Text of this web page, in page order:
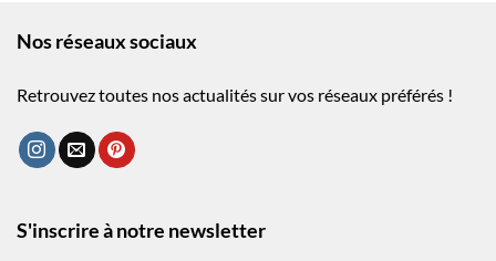
Nos réseaux sociaux
Retrouvez toutes nos actualités sur vos réseaux préférés !
S'inscrire à notre newsletter